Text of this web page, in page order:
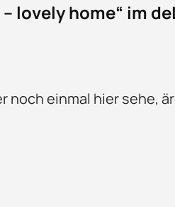
home“ im
einmal hier sehe,